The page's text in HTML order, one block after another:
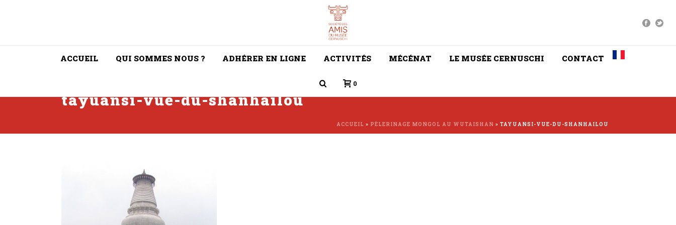
ACCUEIL QUI SOMMES NOUS ? ADHÉRER EN LIGNE ACTIVITÉS MÉCÉNAT LE MUSÉE CERNUSCHI CONTACT
0
tayuansi-vue-du-shanhailou
ACCUEIL » PÈLERINAGE MONGOL AU WUTAISHAN » TAYUANSI-VUE-DU-SHANHAILOU